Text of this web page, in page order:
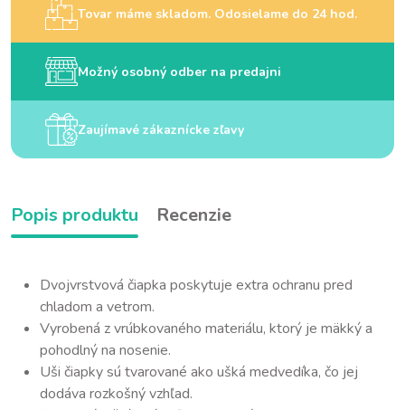
Tovar máme skladom. Odosielame do 24 hod.
Možný osobný odber na predajni
Zaujímavé zákaznícke zľavy
Popis produktu Recenzie
Dvojvrstvová čiapka poskytuje extra ochranu pred
chladom a vetrom.
Vyrobená z vrúbkovaného materiálu, ktorý je mäkký a
pohodlný na nosenie.
Uši čiapky sú tvarované ako ušká medvedíka, čo jej
dodáva rozkošný vzhľad.